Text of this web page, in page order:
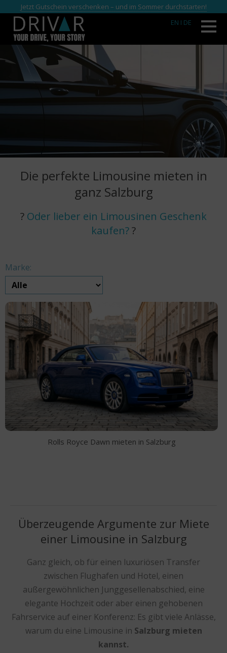
Jetzt Gutschein verschenken – und im Sommer durchstarten!
EN I DE
Die perfekte Limousine mieten in
ganz Salzburg
? Oder lieber ein Limousinen Geschenk
kaufen??
Marke:
Rolls Royce Dawn mieten in Salzburg
Überzeugende Argumente zur Miete
einer Limousine in Salzburg
Ganz gleich, ob für einen luxuriösen Transfer
zwischen Flughafen und Hotel, einen
außergewöhnlichen Junggesellenabschied, eine
elegante Hochzeit oder aber einen gehobenen
Fahrservice auf einer Konferenz: Es gibt viele Anlässe,
warum du eine Limousine in Salzburg mieten
kannst.